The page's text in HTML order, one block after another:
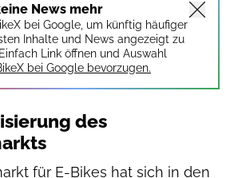
News mehr
bei Google, um künftig häufiger
Inhalte und News angezeigt zu
Link öffnen und Auswahl
bei Google bevorzugen.
des
für E-Bikes hat sich in den